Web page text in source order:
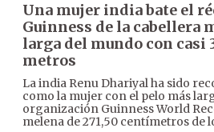
Una mujer india bate el
Guinness de la cabellera
larga del mundo con casi
metros
La india Renu Dhariyal ha sido
como la mujer con el pelo más
organización Guinness World
melena de 271,50 centímetros de